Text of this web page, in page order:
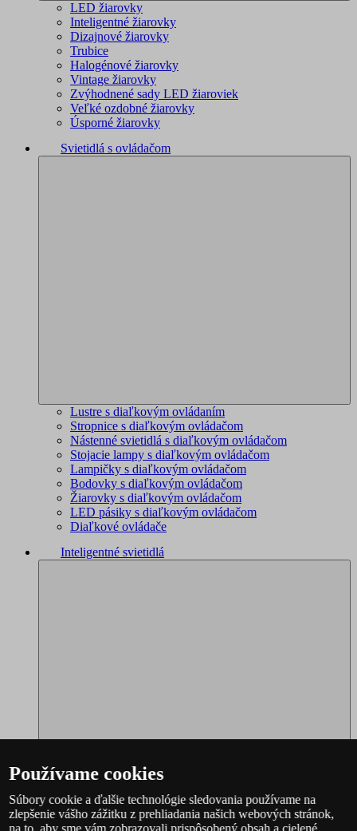
LED žiarovky
Inteligentné žiarovky
Dizajnové žiarovky
Trubice
Halogénové žiarovky
Vintage žiarovky
Zvýhodnené sady LED žiaroviek
Veľké ozdobné žiarovky
Úsporné žiarovky
Svietidlá s ovládačom
Lustre s diaľkovým ovládaním
Stropnice s diaľkovým ovládačom
Nástenné svietidlá s diaľkovým ovládačom
Stojacie lampy s diaľkovým ovládačom
Lampičky s diaľkovým ovládačom
Bodovky s diaľkovým ovládačom
Žiarovky s diaľkovým ovládačom
LED pásiky s diaľkovým ovládačom
Diaľkové ovládače
Inteligentné svietidlá
Philips Hue – kompletný sortiment
Používame cookies
Súbory cookie a ďalšie technológie sledovania používame na
zlepšenie vášho zážitku z prehliadania našich webových stránok,
na to, aby sme vám zobrazovali prispôsobený obsah a cielené